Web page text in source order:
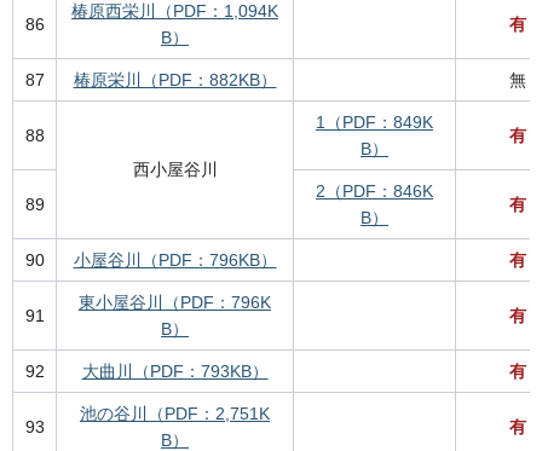
86
椿原西栄川（PDF：1,094K
B）
有
87 椿原栄川（PDF：882KB） 無
88
西小屋谷川
1（PDF：849K
B）
有
89
2（PDF：846K
B）
有
90 小屋谷川（PDF：796KB） 有
91
東小屋谷川（PDF：796K
B）
有
92 大曲川（PDF：793KB） 有
93
池の谷川（PDF：2,751K
B）
有